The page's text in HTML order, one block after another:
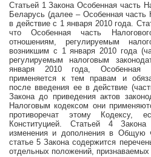
Статьей 1 Закона Особенная часть
Беларусь (далее – Особенная часть
в действие с 1 января 2010 года.
что Особенная часть
отношениям, регулируемым
возникшим с 1 января 2010 года
регулируемым налоговым
января 2010 года, Особенная
применяется к тем правам и
после введения ее в действие
Закона до приведения актов
Налоговым кодексом они
противоречат этому Кодексу,
Конституцией. Статьей 4 Закона
изменения и дополнения в Общую
статье 5 Закона содержится
отдельных положений,